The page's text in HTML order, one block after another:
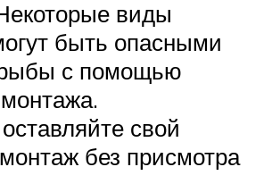
виды
быть опасными
с помощью
свой
без присмотра